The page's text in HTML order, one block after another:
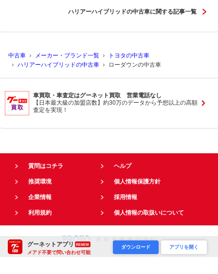
グーネットアプリ RENEW
メアド不要で問い合わせ可能
ダウンロード アプリを開く
ハリアーハイブリッドの中古車に関する記事一覧
中古車 メーカー・ブランド一覧
トヨタの中古車
ハリアーハイブリッドの中古車
ローダウンの中古車
車買取・車査定はグーネット買取 営業電話なし
【日本最大級の加盟店数】約30万のデータから予想以上の高額
査定を実現！
質問はコチラ ヘルプ
推奨環境 個人情報保護方針
企業情報 採用情報
利用規約 個人情報の取扱いについて